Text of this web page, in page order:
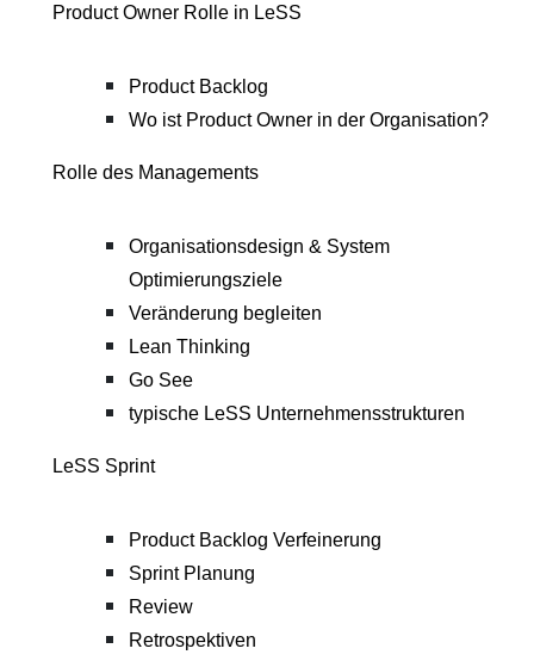
Product Owner Rolle in LeSS
Product Backlog
Wo ist Product Owner in der Organisation?
Rolle des Managements
Organisationsdesign & System
Optimierungsziele
Veränderung begleiten
Lean Thinking
Go See
typische LeSS Unternehmensstrukturen
LeSS Sprint
Product Backlog Verfeinerung
Sprint Planung
Review
Retrospektiven